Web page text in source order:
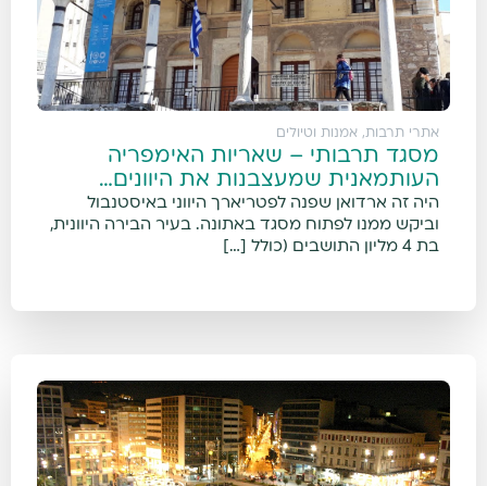
אתרי תרבות, אמנות וטיולים
מסגד תרבותי – שאריות האימפריה
העותמאנית שמעצבנות את היוונים…
היה זה ארדואן שפנה לפטריארך היווני באיסטנבול
וביקש ממנו לפתוח מסגד באתונה. בעיר הבירה היוונית,
בת 4 מליון התושבים (כולל […]